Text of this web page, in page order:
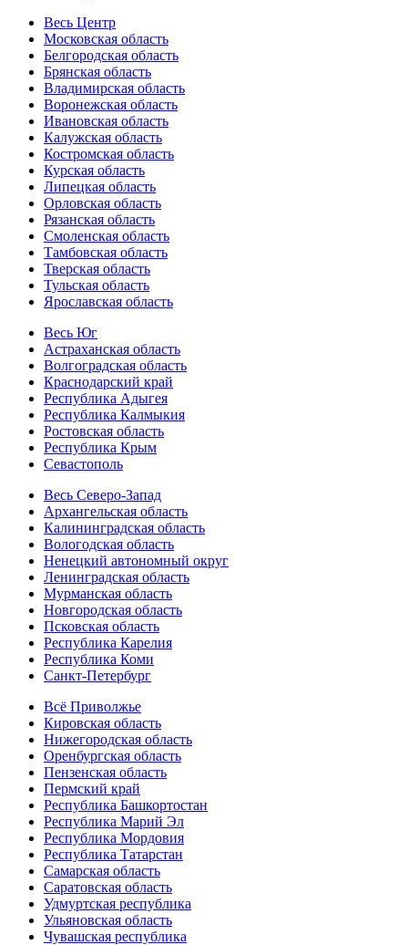
Весь Центр
Московская область
Белгородская область
Брянская область
Владимирская область
Воронежская область
Ивановская область
Калужская область
Костромская область
Курская область
Липецкая область
Орловская область
Рязанская область
Смоленская область
Тамбовская область
Тверская область
Тульская область
Ярославская область
Весь Юг
Астраханская область
Волгоградская область
Краснодарский край
Республика Адыгея
Республика Калмыкия
Ростовская область
Республика Крым
Севастополь
Весь Северо-Запад
Архангельская область
Калининградская область
Вологодская область
Ненецкий автономный округ
Ленинградская область
Мурманская область
Новгородская область
Псковская область
Республика Карелия
Республика Коми
Санкт-Петербург
Всё Приволжье
Кировская область
Нижегородская область
Оренбургская область
Пензенская область
Пермский край
Республика Башкортостан
Республика Марий Эл
Республика Мордовия
Республика Татарстан
Самарская область
Саратовская область
Удмуртская республика
Ульяновская область
Чувашская республика